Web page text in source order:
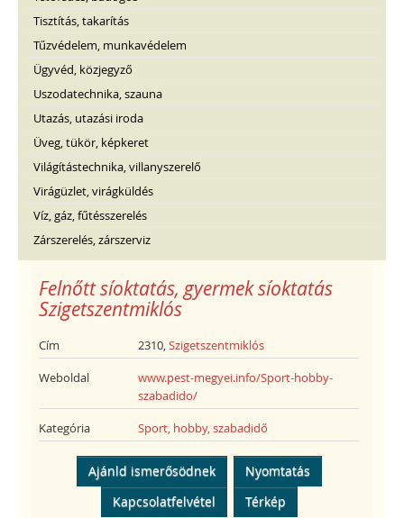
Tisztítás, takarítás
Tűzvédelem, munkavédelem
Ügyvéd, közjegyző
Uszodatechnika, szauna
Utazás, utazási iroda
Üveg, tükör, képkeret
Világítástechnika, villanyszerelő
Virágüzlet, virágküldés
Víz, gáz, fűtésszerelés
Zárszerelés, zárszerviz
Felnőtt síoktatás, gyermek síoktatás
Szigetszentmiklós
Cím 2310,Szigetszentmiklós
Weboldal
www.pest-megyei.info/Sport-hobby-
szabadido/
Kategória Sport, hobby, szabadidő
Ajánld ismerősödnek
Nyomtatás
Kapcsolatfelvétel
Térkép